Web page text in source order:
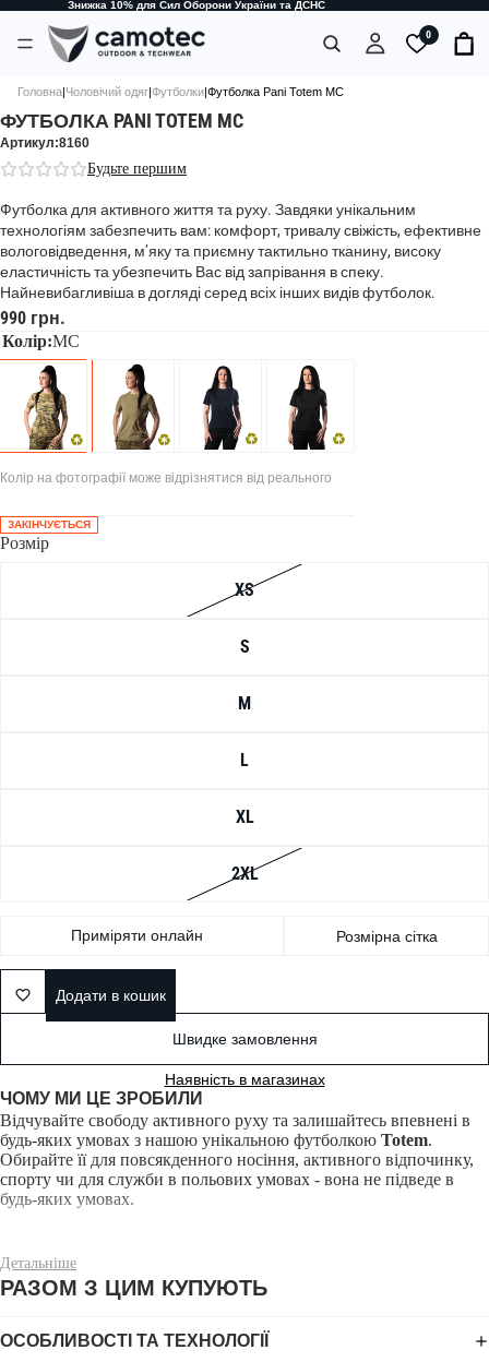
Знижка 10% для Сил Оборони України та ДСНС
0
Головна|Чоловічий одяг|Футболки|Футболка Pani Totem MC
ФУТБОЛКА PANI TOTEM MC
Артикул:8160
Будьте першим
Футболка для активного життя та руху. Завдяки унікальним
технологіям забезпечить вам: комфорт, тривалу свіжість, ефективне
вологовідведення, м’яку та приємну тактильно тканину, високу
еластичність та убезпечить Вас від запрівання в спеку.
Найневибагливіша в догляді серед всіх інших видів футболок.
990 грн.
Колір:MC
Колір на фотографії може відрізнятися від реального
ЗАКІНЧУЄТЬСЯ
Розмір
XS
S
M
L
XL
2XL
Приміряти онлайн Розмірна сітка
Додати в кошик
Швидке замовлення
Наявність в магазинах
ЧОМУ МИ ЦЕ ЗРОБИЛИ
Відчувайте свободу активного руху та залишайтесь впевнені в
будь-яких умовах з нашою унікальною футболкою Totem.
Обирайте її для повсякденного носіння, активного відпочинку,
спорту чи для служби в польових умовах - вона не підведе в
будь-яких умовах.
інновацій серед технологічних тканин. Основа тканини -
активні целюлозні волокна рослинного походження, тобто
Детальніше
РАЗОМ З ЦИМ КУПУЮТЬ
ОСОБЛИВОСТІ ТА ТЕХНОЛОГІЇ